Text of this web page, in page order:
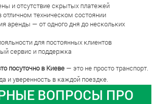
и отсутствие скрытых платежей
техническом состоянии
аренды — от одного дня до нескольких
для постоянных клиентов
сервис и поддержка
посуточно в Киеве — это не просто транспорт.
и уверенность в каждой поездке.
ВОПРОСЫ ПРО